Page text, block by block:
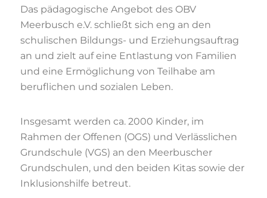
Das pädagogische Angebot des OBV
Meerbusch e.V. schließt sich eng an den
schulischen Bildungs- und Erziehungsauftrag
an und zielt auf eine Entlastung von Familien
und eine Ermöglichung von Teilhabe am
beruflichen und sozialen Leben.
Insgesamt werden ca. 2000 Kinder, im
Rahmen der Offenen (OGS) und Verlässlichen
Grundschule (VGS) an den Meerbuscher
Grundschulen, und den beiden Kitas sowie der
Inklusionshilfe betreut.